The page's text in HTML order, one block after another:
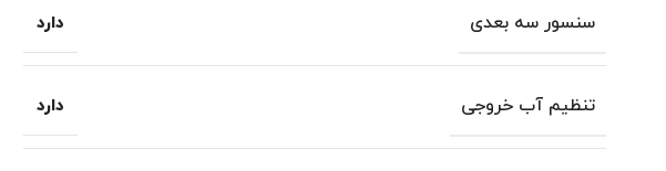
سنسور سه بعدی دارد
تنظیم آب خروجی دارد